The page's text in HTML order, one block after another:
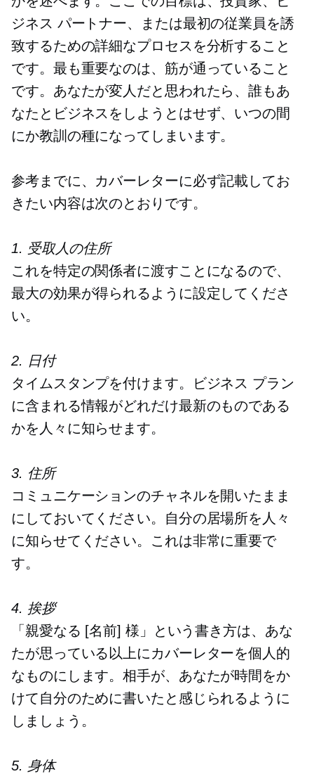
ジネス パートナー、または最初の従業員を誘
致するための詳細なプロセスを分析すること
です。最も重要なのは、筋が通っていること
です。あなたが変人だと思われたら、誰もあ
なたとビジネスをしようとはせず、いつの間
にか教訓の種になってしまいます。
参考までに、カバーレターに必ず記載してお
きたい内容は次のとおりです。
1. 受取人の住所
これを特定の関係者に渡すことになるので、
最大の効果が得られるように設定してくださ
い。
2. 日付
タイムスタンプを付けます。ビジネス プラン
に含まれる情報がどれだけ最新のものである
かを人々に知らせます。
3. 住所
コミュニケーションのチャネルを開いたまま
にしておいてください。自分の居場所を人々
に知らせてください。これは非常に重要で
す。
4. 挨拶
「親愛なる [名前] 様」という書き方は、あな
たが思っている以上にカバーレターを個人的
なものにします。相手が、あなたが時間をか
けて自分のために書いたと感じられるように
しましょう。
5. 身体